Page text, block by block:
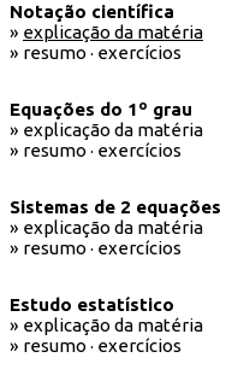
Notação científica
» explicação da matéria
» resumo · exercícios
Equações do 1º grau
» explicação da matéria
» resumo · exercícios
Sistemas de 2 equações
» explicação da matéria
» resumo · exercícios
Estudo estatístico
» explicação da matéria
» resumo · exercícios